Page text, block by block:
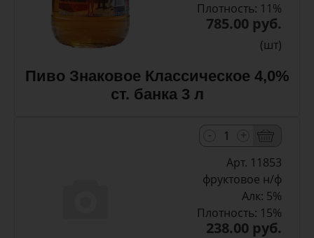
Плотность: 11%
785.00 руб.
(шт)
Пиво Знаковое Классическое 4,0%
ст. банка 3 л
Арт. 11853
фруктовое н/ф
Алк: 5%
Плотность: 15%
238.00 руб.